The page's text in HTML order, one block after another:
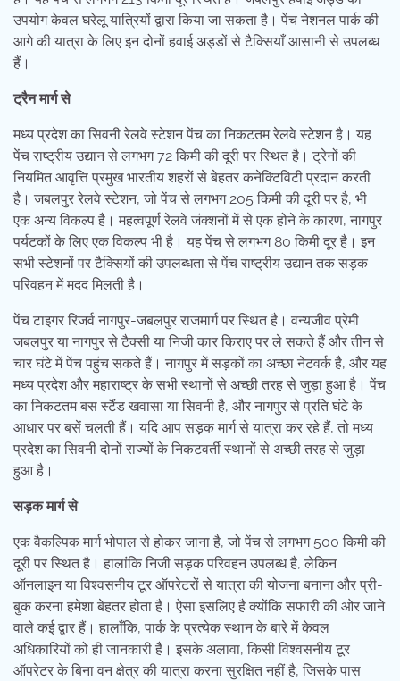
उपयोग केवल घरेलू यात्रियों द्वारा किया जा सकता है। पेंच नेशनल पार्क की
आगे की यात्रा के लिए इन दोनों हवाई अड्डों से टैक्सियाँ आसानी से उपलब्ध
हैं।
ट्रैन मार्ग से
मध्य प्रदेश का सिवनी रेलवे स्टेशन पेंच का निकटतम रेलवे स्टेशन है। यह
पेंच राष्ट्रीय उद्यान से लगभग 72 किमी की दूरी पर स्थित है। ट्रेनों की
नियमित आवृत्ति प्रमुख भारतीय शहरों से बेहतर कनेक्टिविटी प्रदान करती
है। जबलपुर रेलवे स्टेशन, जो पेंच से लगभग 205 किमी की दूरी पर है, भी
एक अन्य विकल्प है। महत्वपूर्ण रेलवे जंक्शनों में से एक होने के कारण, नागपुर
पर्यटकों के लिए एक विकल्प भी है। यह पेंच से लगभग 80 किमी दूर है। इन
सभी स्टेशनों पर टैक्सियों की उपलब्धता से पेंच राष्ट्रीय उद्यान तक सड़क
परिवहन में मदद मिलती है।
पेंच टाइगर रिजर्व नागपुर-जबलपुर राजमार्ग पर स्थित है। वन्यजीव प्रेमी
जबलपुर या नागपुर से टैक्सी या निजी कार किराए पर ले सकते हैं और तीन से
चार घंटे में पेंच पहुंच सकते हैं। नागपुर में सड़कों का अच्छा नेटवर्क है, और यह
मध्य प्रदेश और महाराष्ट्र के सभी स्थानों से अच्छी तरह से जुड़ा हुआ है। पेंच
का निकटतम बस स्टैंड खवासा या सिवनी है, और नागपुर से प्रति घंटे के
आधार पर बसें चलती हैं। यदि आप सड़क मार्ग से यात्रा कर रहे हैं, तो मध्य
प्रदेश का सिवनी दोनों राज्यों के निकटवर्ती स्थानों से अच्छी तरह से जुड़ा
हुआ है।
सड़क मार्ग से
एक वैकल्पिक मार्ग भोपाल से होकर जाना है, जो पेंच से लगभग 500 किमी की
दूरी पर स्थित है। हालांकि निजी सड़क परिवहन उपलब्ध है, लेकिन
ऑनलाइन या विश्वसनीय टूर ऑपरेटरों से यात्रा की योजना बनाना और प्री-
बुक करना हमेशा बेहतर होता है। ऐसा इसलिए है क्योंकि सफारी की ओर जाने
वाले कई द्वार हैं। हालाँकि, पार्क के प्रत्येक स्थान के बारे में केवल
अधिकारियों को ही जानकारी है। इसके अलावा, किसी विश्वसनीय टूर
ऑपरेटर के बिना वन क्षेत्र की यात्रा करना सुरक्षित नहीं है, जिसके पास